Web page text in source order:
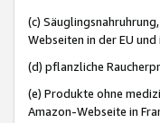
(c)
Webseiten in der EU
(d) pflanzliche
(e) Produkte ohne
Amazon-Webseite in